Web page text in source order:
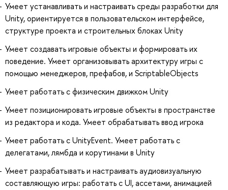
Умеет устанавливать и настраивать среды разработки для
Unity, ориентируется в пользовательском интерфейсе,
структуре проекта и строительных блоках Unity
Умеет создавать игровые объекты и формировать их
поведение. Умеет организовывать архитектуру игры с
помощью менеджеров, префабов, и ScriptableObjects
Умеет работать с физическим движком Unity
Умеет позиционировать игровые объекты в пространстве
из редактора и кода. Умеет обрабатывать ввод игрока
Умеет работать с UnityEvent. Умеет работать с
делегатами, лямбда и корутинами в Unity
Умеет разрабатывать и настраивать аудиовизуальную
составляющую игры: работать с UI, ассетами, анимацией